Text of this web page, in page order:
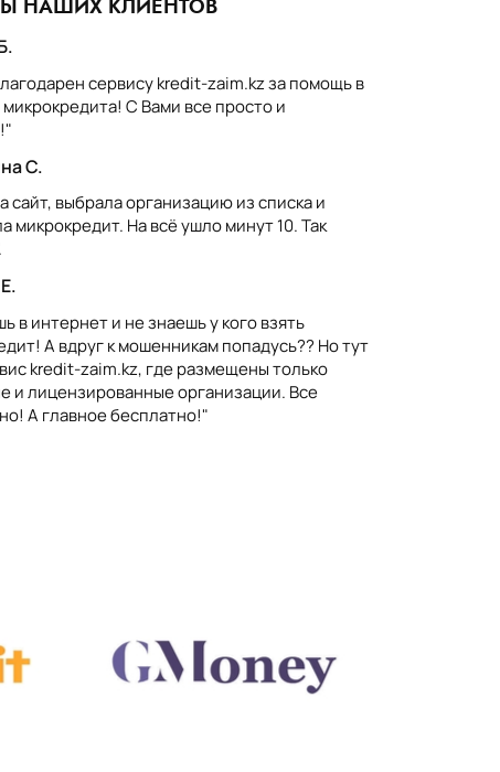
НАШИХ КЛИЕНТОВ
сервису kredit-zaim.kz за помощь в
С Вами все просто и
С.
сайт, выбрала организацию из списка и
микрокредит. На всё ушло минут 10. Так
в интернет и не знаешь у кого взять
А вдруг к мошенникам попадусь?? Но тут
kredit-zaim.kz, где размещены только
и лицензированные организации. Все
А главное бесплатно!"